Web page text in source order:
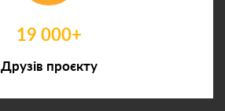
19 000+
Друзів проєкту